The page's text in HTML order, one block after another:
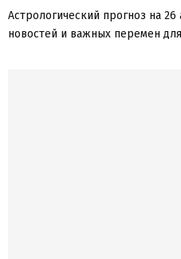
Астрологический прогноз на
новостей и важных перемен